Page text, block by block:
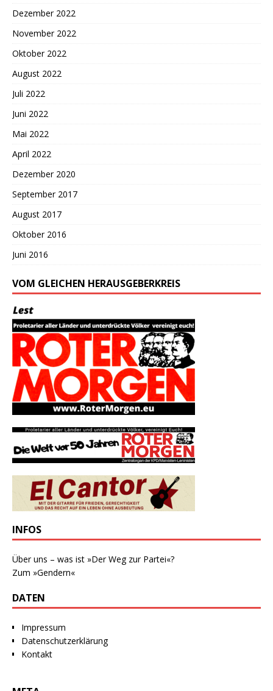
Dezember 2022
November 2022
Oktober 2022
August 2022
Juli 2022
Juni 2022
Mai 2022
April 2022
Dezember 2020
September 2017
August 2017
Oktober 2016
Juni 2016
VOM GLEICHEN HERAUSGEBERKREIS
INFOS
Über uns – was ist »Der Weg zur Partei«?
Zum »Gendern«
DATEN
Impressum
Datenschutzerklärung
Kontakt